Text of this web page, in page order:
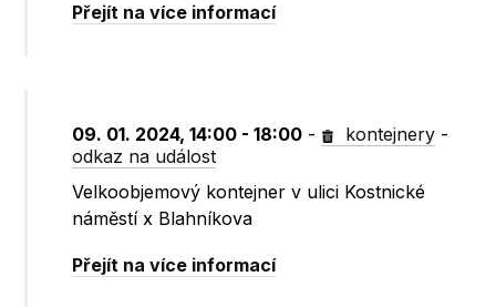
Přejít na více informací
09. 01. 2024, 14:00 - 18:00 - kontejnery -
odkaz na událost
Velkoobjemový kontejner v ulici Kostnické
náměstí x Blahníkova
Přejít na více informací